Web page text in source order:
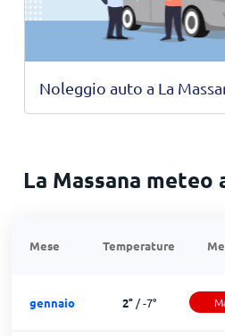
Noleggio auto a La
La Massana meteo
Mese Temperature
gennaio 2°/-7°